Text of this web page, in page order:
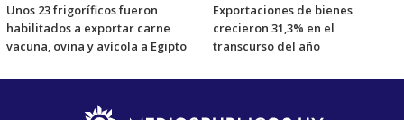
Unos 23 frigoríficos fueron
habilitados a exportar carne
vacuna, ovina y avícola a Egipto
Exportaciones de bienes
crecieron 31,3% en el
transcurso del año